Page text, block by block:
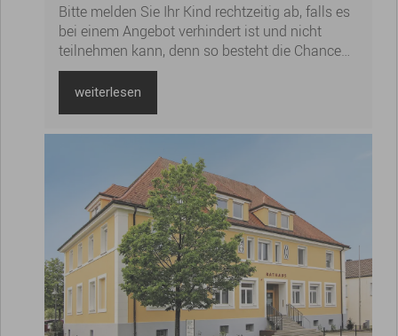
Bitte melden Sie Ihr Kind rechtzeitig ab, falls es
bei einem Angebot verhindert ist und nicht
teilnehmen kann, denn so besteht die Chance
für ein anderes Kind auf der Warteliste. Vielen
Dank!
weiterlesen